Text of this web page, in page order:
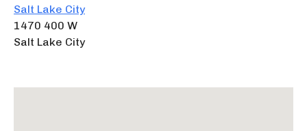
Salt Lake City
1470 400 W
Salt Lake City